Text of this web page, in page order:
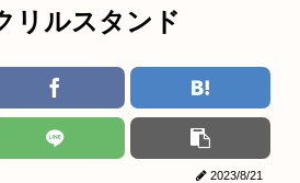
リルスタンド
2023/8/21